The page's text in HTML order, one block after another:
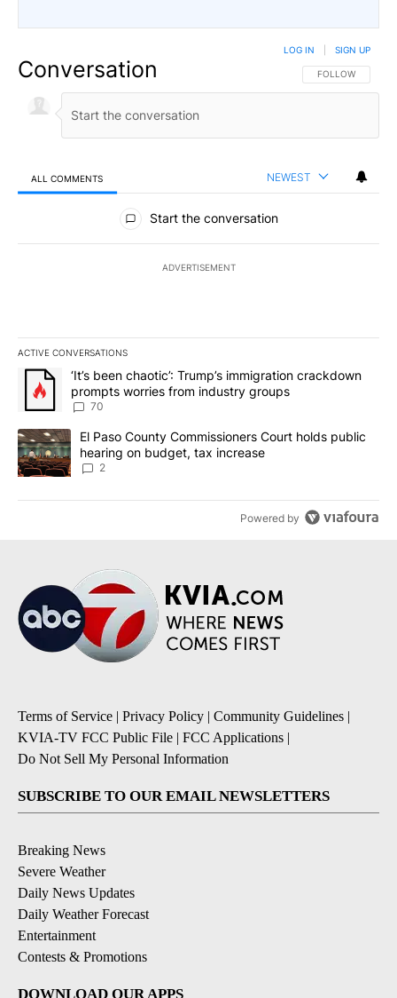
Conversation FOLLOW THIS
FOLLOW
LOG IN SIGN UP
ALL COMMENTS NEWEST
All Comments
Start the conversation
ADVERTISEMENT
ACTIVE CONVERSATIONS
The following is a list of the most commented articles in the last
A trending article titled "‘It’s been chaotic’: Trump’s
‘It’s been chaotic’: Trump’s immigration crackdown
prompts worries from industry groups
70
A trending article titled "El Paso County Commissioners Court
El Paso County Commissioners Court holds public
hearing on budget, tax increase
2
Powered by
Terms of Service | Privacy Policy | Community Guidelines |
KVIA-TV FCC Public File | FCC Applications |
Do Not Sell My Personal Information
SUBSCRIBE TO OUR EMAIL NEWSLETTERS
Breaking News
Severe Weather
Daily News Updates
Daily Weather Forecast
Entertainment
Contests & Promotions
DOWNLOAD OUR APPS